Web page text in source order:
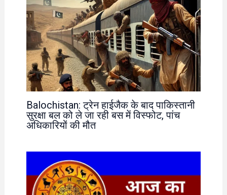
Balochistan: ट्रेन हाईजैक के बाद पाकिस्तानी
सुरक्षा बल को ले जा रही बस में विस्फोट, पांच
अधिकारियों की मौत